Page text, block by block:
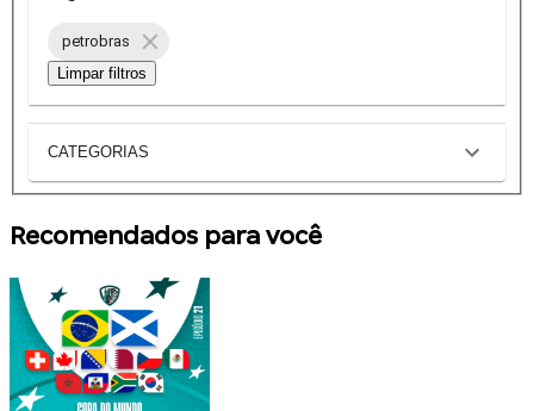
petrobras
Limpar filtros
CATEGORIAS
Recomendados para você